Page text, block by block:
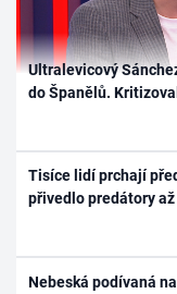
Ultralevicový
do Španělů.
Tisíce lidí prchají
přivedlo predátory
Nebeská podívaná